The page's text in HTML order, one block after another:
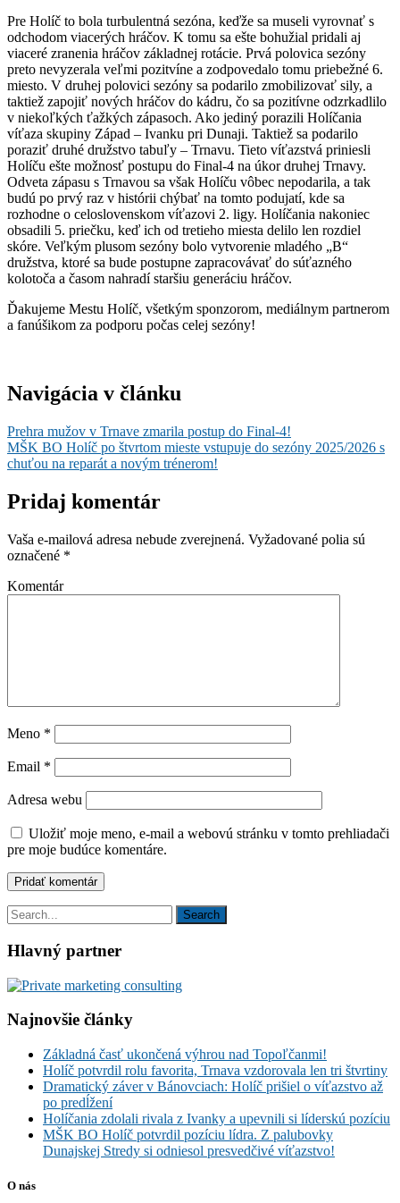
Pre Holíč to bola turbulentná sezóna, keďže sa museli vyrovnať s
odchodom viacerých hráčov. K tomu sa ešte bohužial pridali aj
viaceré zranenia hráčov základnej rotácie. Prvá polovica sezóny
preto nevyzerala veľmi pozitvíne a zodpovedalo tomu priebežné 6.
miesto. V druhej polovici sezóny sa podarilo zmobilizovať sily, a
taktiež zapojiť nových hráčov do kádru, čo sa pozitívne odzrkadlilo
v niekoľkých ťažkých zápasoch. Ako jediný porazili Holíčania
víťaza skupiny Západ – Ivanku pri Dunaji. Taktiež sa podarilo
poraziť druhé družstvo tabuľy – Trnavu. Tieto víťazstvá priniesli
Holíču ešte možnosť postupu do Final-4 na úkor druhej Trnavy.
Odveta zápasu s Trnavou sa však Holíču vôbec nepodarila, a tak
budú po prvý raz v histórii chýbať na tomto podujatí, kde sa
rozhodne o celoslovenskom víťazovi 2. ligy. Holíčania nakoniec
obsadili 5. priečku, keď ich od tretieho miesta delilo len rozdiel
skóre. Veľkým plusom sezóny bolo vytvorenie mladého „B“
družstva, ktoré sa bude postupne zapracovávať do súťazného
kolotoča a časom nahradí staršiu generáciu hráčov.
Ďakujeme Mestu Holíč, všetkým sponzorom, mediálnym partnerom
a fanúšikom za podporu počas celej sezóny!
Navigácia v článku
Prehra mužov v Trnave zmarila postup do Final-4!
MŠK BO Holíč po štvrtom mieste vstupuje do sezóny 2025/2026 s
chuťou na reparát a novým trénerom!
Pridaj komentár
Vaša e-mailová adresa nebude zverejnená. Vyžadované polia sú
označené *
Komentár
Meno *
Email *
Adresa webu
Uložiť moje meno, e-mail a webovú stránku v tomto prehliadači
pre moje budúce komentáre.
Hlavný partner
Najnovšie články
Základná časť ukončená výhrou nad Topoľčanmi!
Holíč potvrdil rolu favorita, Trnava vzdorovala len tri štvrtiny
Dramatický záver v Bánovciach: Holíč prišiel o víťazstvo až
po predĺžení
Holíčania zdolali rivala z Ivanky a upevnili si líderskú pozíciu
MŠK BO Holíč potvrdil pozíciu lídra. Z palubovky
Dunajskej Stredy si odniesol presvedčivé víťazstvo!
O nás